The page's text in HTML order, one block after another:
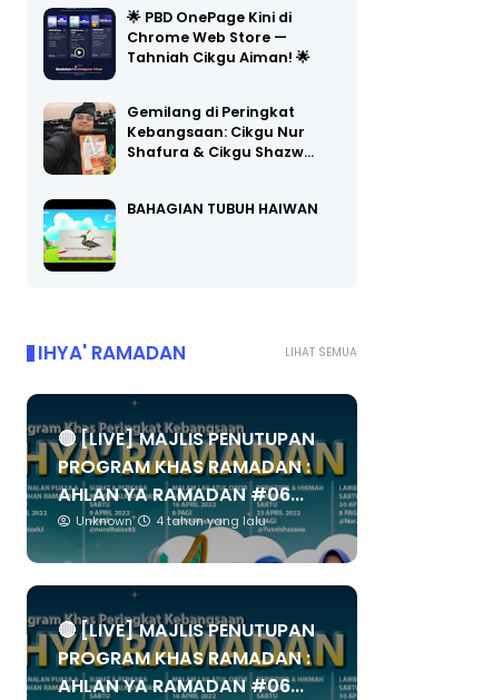
🌟 PBD OnePage Kini di
Chrome Web Store —
Tahniah Cikgu Aiman! 🌟
Gemilang di Peringkat
Kebangsaan: Cikgu Nur
Shafura & Cikgu Shazw…
BAHAGIAN TUBUH HAIWAN
LIHAT SEMUA
IHYA' RAMADAN
🔴 [LIVE] MAJLIS PENUTUPAN
PROGRAM KHAS RAMADAN :
AHLAN YA RAMADAN #06...
Unknown 4 tahun yang lalu
🔴 [LIVE] MAJLIS PENUTUPAN
PROGRAM KHAS RAMADAN :
AHLAN YA RAMADAN #06...